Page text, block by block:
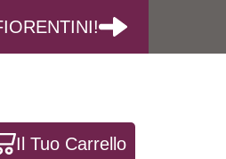
Il Tuo Carrello